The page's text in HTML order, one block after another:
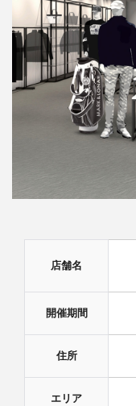
店舗名
開催期間
住所
エリア